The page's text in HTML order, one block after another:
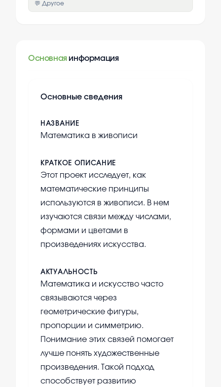
💬 Другое
Основная информация
Основные сведения
НАЗВАНИЕ
Математика в живописи
КРАТКОЕ ОПИСАНИЕ
Этот проект исследует, как
математические принципы
используются в живописи. В нем
изучаются связи между числами,
формами и цветами в
произведениях искусства.
АКТУАЛЬНОСТЬ
Математика и искусство часто
связываются через
геометрические фигуры,
пропорции и симметрию.
Понимание этих связей помогает
лучше понять художественные
произведения. Такой подход
способствует развитию